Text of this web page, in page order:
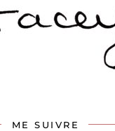
ME SUIVRE